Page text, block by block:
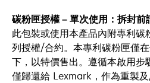
碳粉匣授權 – 單次使用：拆封前
此包裝或使用本產品內附專利
列授權/合約。本專利碳粉匣僅
下，以特價售出。遵循本啟用
僅歸還給 Lexmark，作為重製